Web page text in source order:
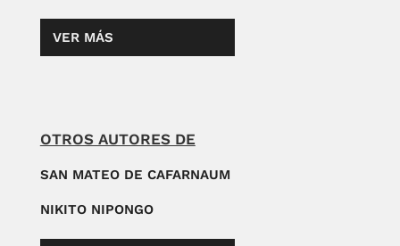
VER MÁS
OTROS AUTORES DE
SAN MATEO DE CAFARNAUM
NIKITO NIPONGO